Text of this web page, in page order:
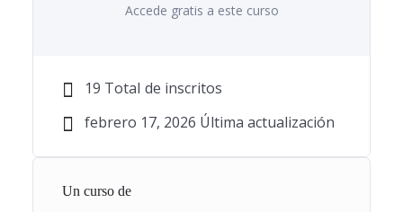
permitirá comprobar:
• La utilidad de las explicaciones para el aprendizaje
práctico.
Accede gratis a este curso
19 TotaI de inscritos
febrero 17, 2026 Última actualización
Un curso de